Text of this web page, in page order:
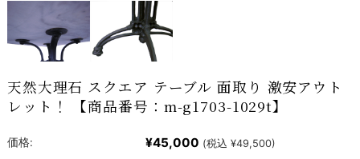
天然大理石 スクエア テーブル 面取り 激安アウト
レット！ 【商品番号：m-g1703-1029t】
価格: ¥45,000 (税込 ¥49,500)